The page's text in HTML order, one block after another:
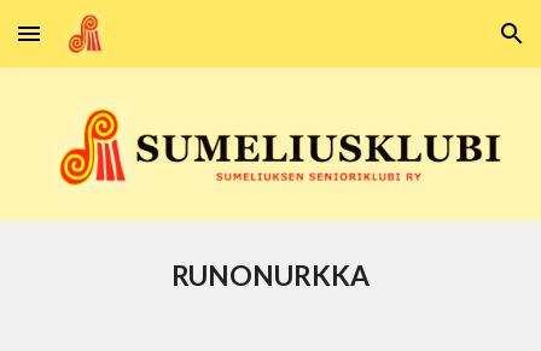
Skip to main content Skip to navigation
RUNONURKKA